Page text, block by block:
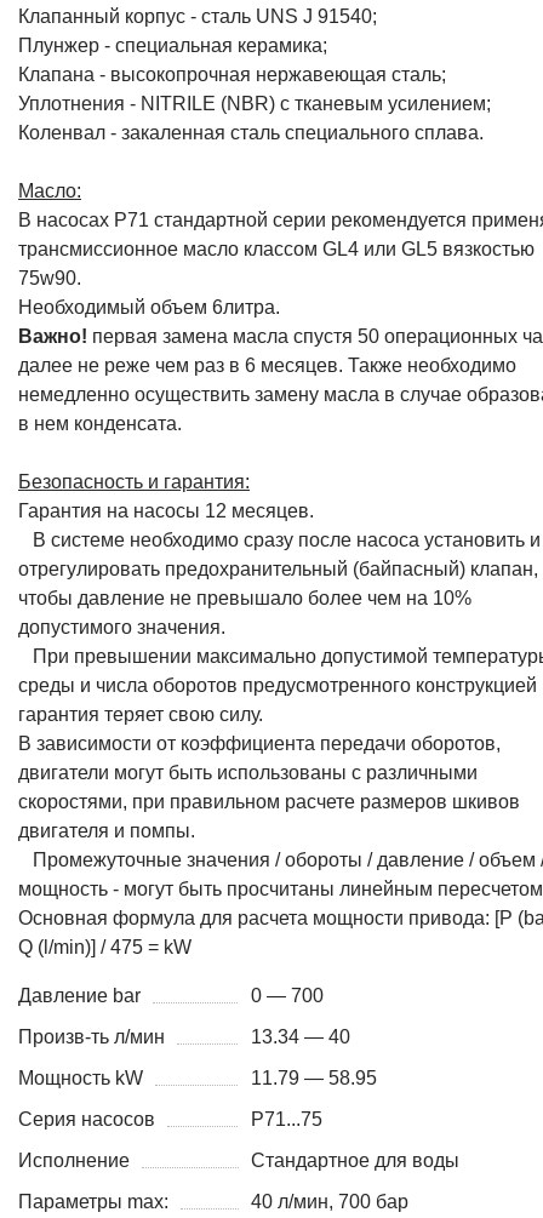
Клапанный корпус - сталь UNS J 91540;
Плунжер - специальная керамика;
Клапана - высокопрочная нержавеющая сталь;
Уплотнения - NITRILE (NBR) с тканевым усилением;
Коленвал - закаленная сталь специального сплава.
Масло:
В насосах P71 стандартной серии рекомендуется
трансмиссионное масло классом GL4 или GL5 вязкостью
75w90.
Необходимый объем 6литра.
Важно! первая замена масла спустя 50 операционных
далее не реже чем раз в 6 месяцев. Также необходимо
немедленно осуществить замену масла в случае
в нем конденсата.
Безопасность и гарантия:
Гарантия на насосы 12 месяцев.
В системе необходимо сразу после насоса установить и
отрегулировать предохранительный (байпасный) клапан,
чтобы давление не превышало более чем на 10%
допустимого значения.
При превышении максимально допустимой
среды и числа оборотов предусмотренного конструкцией
гарантия теряет свою силу.
В зависимости от коэффициента передачи оборотов,
двигатели могут быть использованы с различными
скоростями, при правильном расчете размеров шкивов
двигателя и помпы.
Промежуточные значения / обороты / давление / объем
мощность - могут быть просчитаны линейным
Основная формула для расчета мощности привода: [P
Q (l/min)] / 475 = kW
Давление bar
0 — 700
Произв-ть л/мин
13.34 — 40
Мощность kW
11.79 — 58.95
Серия насосов
P71...75
Исполнение
Стандартное для воды
Параметры max:
40 л/мин, 700 бар